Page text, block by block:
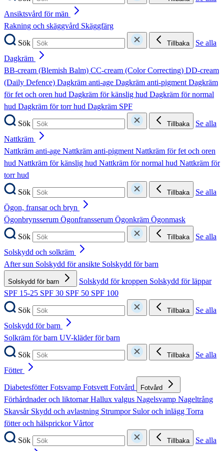
Ansiktsvård för män
Rakning och skäggvård Skäggfärg
Sök
Tillbaka
Se alla
Dagkräm
BB-cream (Blemish Balm) CC-cream (Color Correcting) DD-cream
(Daily Defence) Dagkräm anti-age Dagkräm anti-pigmentDagkräm
för fet och oren hud Dagkräm för känslig hud Dagkräm för normal
hud Dagkräm för torr hud Dagkräm SPF
Sök
Tillbaka
Se alla
Nattkräm
Nattkräm anti-age Nattkräm anti-pigmentNattkräm för fet och oren
hud Nattkräm för känslig hud Nattkräm för normal hud Nattkräm för
torr hud
Sök
Tillbaka
Se alla
Ögon, fransar och bryn
Ögonbrynsserum Ögonfransserum Ögonkräm Ögonmask
Sök
Tillbaka
Se alla
Solskydd och solkräm
After sun Solskydd för ansikte Solskydd för barn
Solskydd för barn Solskydd för kroppen Solskydd för läppar
SPF 15-25 SPF 30 SPF 50 SPF 100
Sök
Tillbaka
Se alla
Solskydd för barn
Solkräm för barn UV-kläder för barn
Sök
Tillbaka
Se alla
Fötter
DiabetesfötterFotsvamp FotsvettFotvård Fotvård
Förhårdnader och liktornarHallux valgus Nagelsvamp Nageltrång
Skavsår Skydd och avlastning Strumpor Sulor och inlägg Torra
fötter och hälsprickorVårtor
Sök
Tillbaka
Se alla